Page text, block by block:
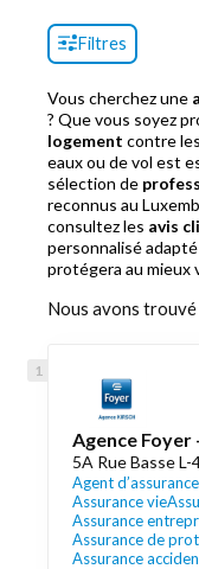
Filtres
Vous cherchez une
? Que vous soyez
logement contre
eaux ou de vol est
sélection de
reconnus au
consultez les avis
personnalisé
protégera au mieux
Nous avons trouvé
Agence Foyer
5A Rue Basse
Agent d’assurance
Assurance vie
Assurance
Assurance de
Assurance